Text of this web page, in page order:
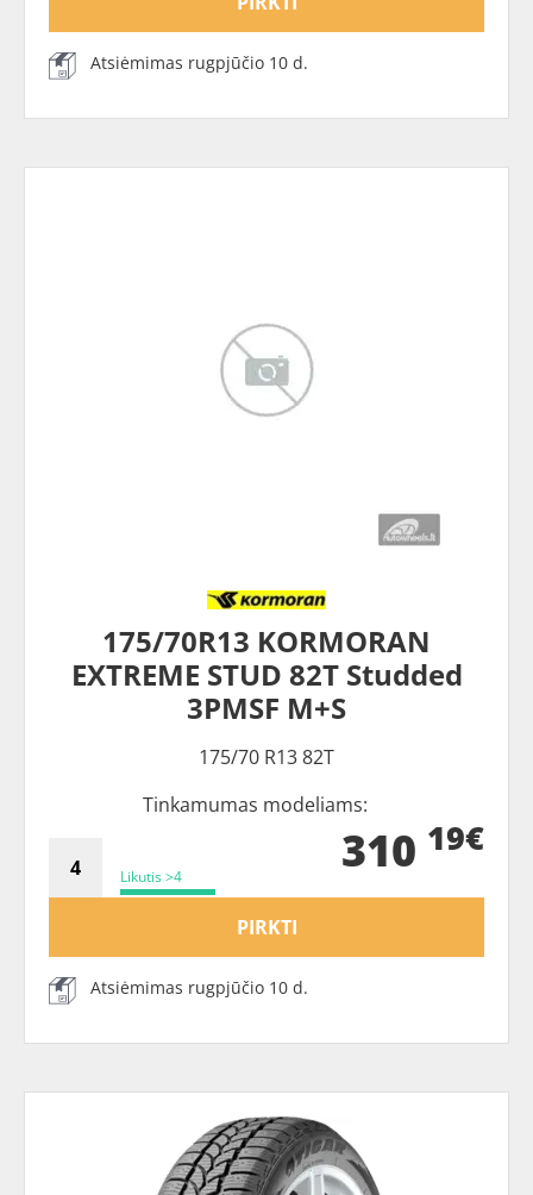
Atsiėmimas rugpjūčio 10 d.
175/70R13 KORMORAN
EXTREME STUD 82T Studded
3PMSF M+S
175/70 R13 82T
Tinkamumas modeliams:
Likutis >4 310 19€
PIRKTI
Atsiėmimas rugpjūčio 10 d.